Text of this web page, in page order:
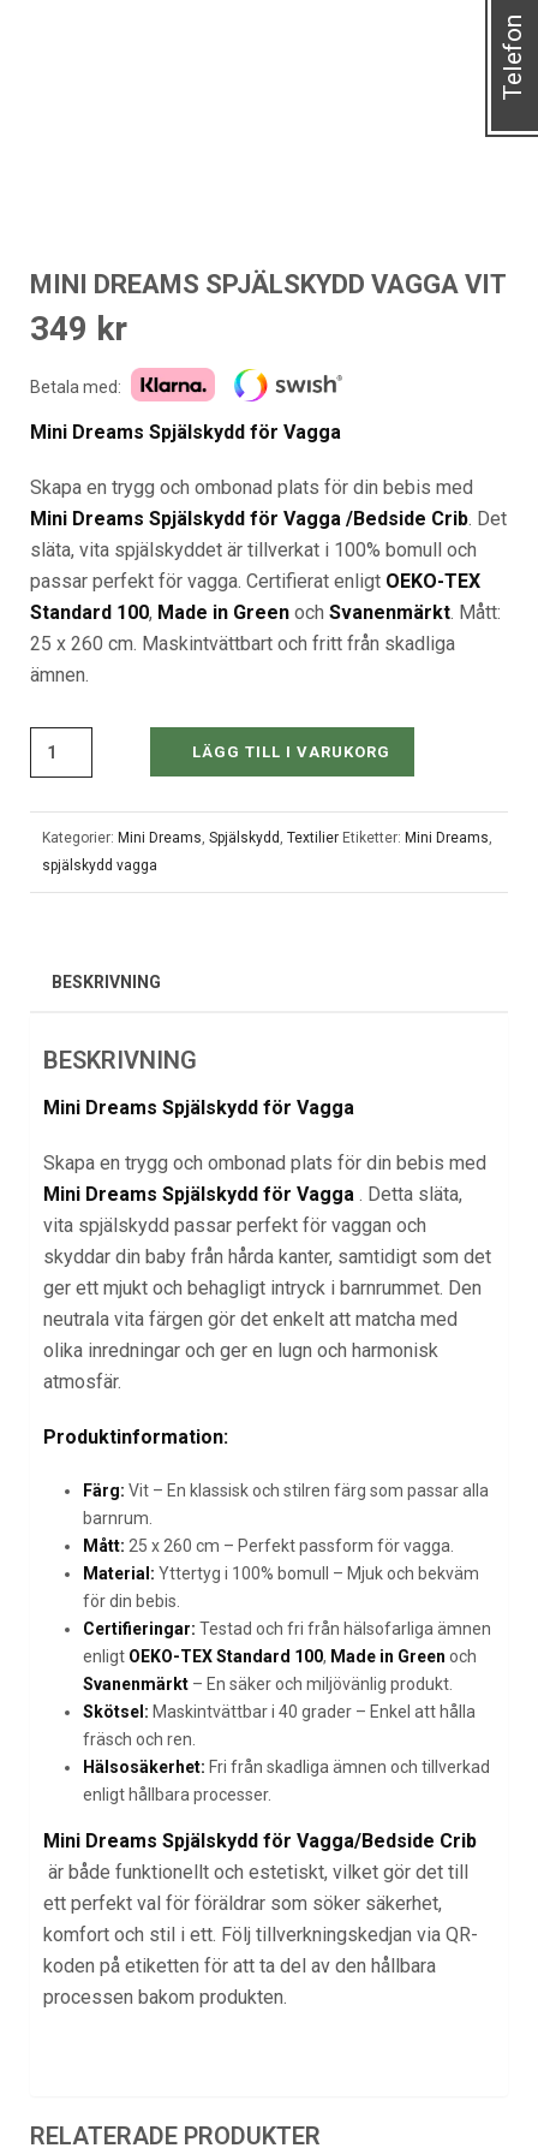
MINI DREAMS SPJÄLSKYDD VAGGA VIT
349 kr
Betala med:
Mini Dreams Spjälskydd för Vagga
Skapa en trygg och ombonad plats för din bebis med
Mini Dreams Spjälskydd för Vagga /Bedside Crib. Det
släta, vita spjälskyddet är tillverkat i 100% bomull och
passar perfekt för vagga. Certifierat enligt OEKO-TEX
Standard 100, Made in Green och Svanenmärkt. Mått:
25 x 260 cm. Maskintvättbart och fritt från skadliga
ämnen.
LÄGG TILL I VARUKORG
Kategorier: Mini Dreams, Spjälskydd , Textilier Etiketter: Mini Dreams,
spjälskydd vagga
BESKRIVNING
BESKRIVNING
Mini Dreams Spjälskydd för Vagga
Skapa en trygg och ombonad plats för din bebis med
Mini Dreams Spjälskydd för Vagga . Detta släta,
vita spjälskydd passar perfekt för vaggan och
skyddar din baby från hårda kanter, samtidigt som det
ger ett mjukt och behagligt intryck i barnrummet. Den
neutrala vita färgen gör det enkelt att matcha med
olika inredningar och ger en lugn och harmonisk
atmosfär.
Produktinformation:
Färg: Vit – En klassisk och stilren färg som passar alla
barnrum.
Mått: 25 x 260 cm – Perfekt passform för vagga.
Material: Yttertyg i 100% bomull – Mjuk och bekväm
för din bebis.
Certifieringar: Testad och fri från hälsofarliga ämnen
enligt OEKO-TEX Standard 100, Made in Green och
Svanenmärkt– En säker och miljövänlig produkt.
Skötsel: Maskintvättbar i 40 grader – Enkel att hålla
fräsch och ren.
Hälsosäkerhet: Fri från skadliga ämnen och tillverkad
enligt hållbara processer.
Mini Dreams Spjälskydd för Vagga/Bedside Crib
är både funktionellt och estetiskt, vilket gör det till
ett perfekt val för föräldrar som söker säkerhet,
komfort och stil i ett. Följ tillverkningskedjan via QR-
koden på etiketten för att ta del av den hållbara
processen bakom produkten.
RELATERADE PRODUKTER
Telefon